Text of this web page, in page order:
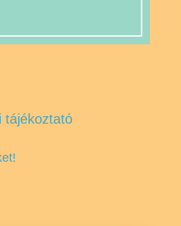
tájékoztató